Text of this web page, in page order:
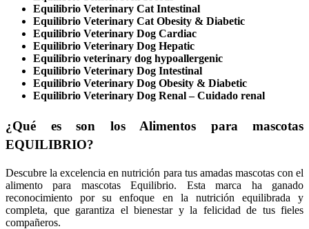
Equilibrio Veterinary Cat Intestinal
Equilibrio Veterinary Cat Obesity & Diabetic
Equilibrio Veterinary Dog Cardiac
Equilibrio Veterinary Dog Hepatic
Equilibrio veterinary dog hypoallergenic
Equilibrio Veterinary Dog Intestinal
Equilibrio Veterinary Dog Obesity & Diabetic
Equilibrio Veterinary Dog Renal – Cuidado renal
¿Qué es son los Alimentos para mascotas
EQUILIBRIO?
Descubre la excelencia en nutrición para tus amadas mascotas con el
alimento para mascotas Equilibrio. Esta marca ha ganado
reconocimiento por su enfoque en la nutrición equilibrada y
completa, que garantiza el bienestar y la felicidad de tus fieles
compañeros.